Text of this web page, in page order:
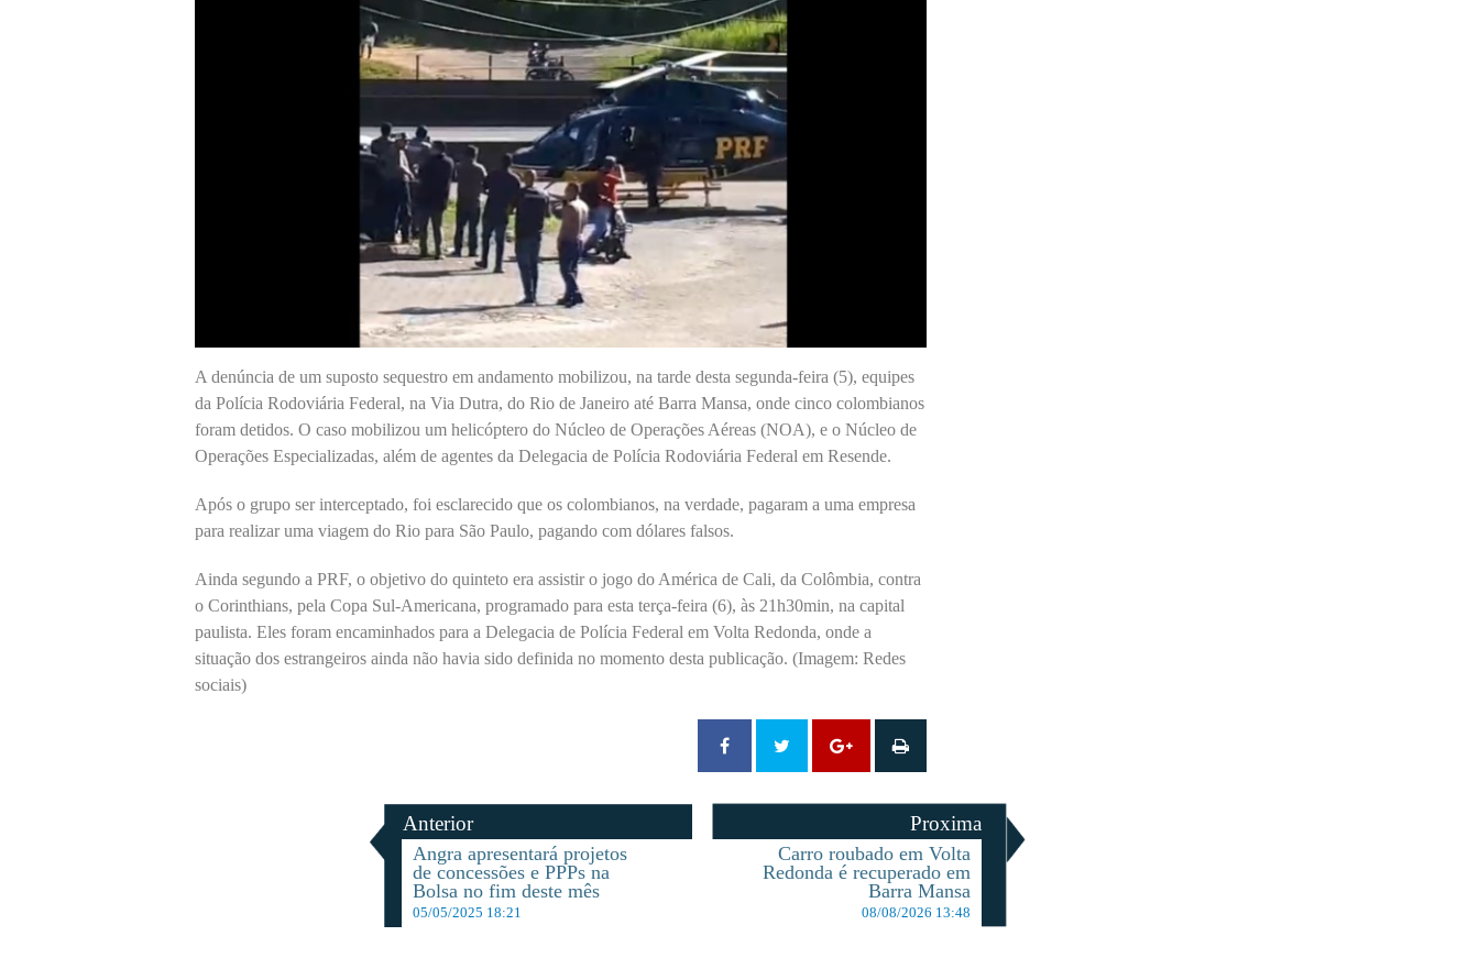
A denúncia de um suposto sequestro em andamento mobilizou, na tarde desta segunda-feira (5), equipes
da Polícia Rodoviária Federal, na Via Dutra, do Rio de Janeiro até Barra Mansa, onde cinco colombianos
foram detidos. O caso mobilizou um helicóptero do Núcleo de Operações Aéreas (NOA), e o Núcleo de
Operações Especializadas, além de agentes da Delegacia de Polícia Rodoviária Federal em Resende.
Após o grupo ser interceptado, foi esclarecido que os colombianos, na verdade, pagaram a uma empresa
para realizar uma viagem do Rio para São Paulo, pagando com dólares falsos.
Ainda segundo a PRF, o objetivo do quinteto era assistir o jogo do América de Cali, da Colômbia, contra
o Corinthians, pela Copa Sul-Americana, programado para esta terça-feira (6), às 21h30min, na capital
paulista. Eles foram encaminhados para a Delegacia de Polícia Federal em Volta Redonda, onde a
situação dos estrangeiros ainda não havia sido definida no momento desta publicação. (Imagem: Redes
sociais)
Anterior
Angra apresentará projetos
de concessões e PPPs na
Bolsa no fim deste mês
05/05/2025 18:21
Proxima
Carro roubado em Volta
Redonda é recuperado em
Barra Mansa
08/08/2026 13:48